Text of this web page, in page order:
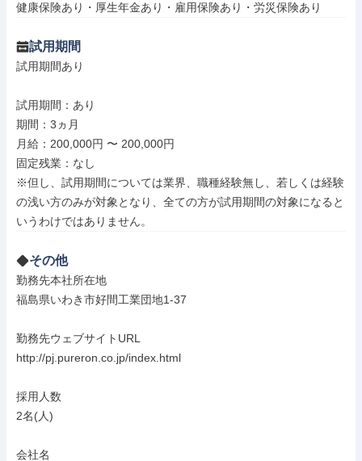
健康保険あり・厚生年金あり・雇用保険あり・労災保険あり
試用期間
試用期間あり
試用期間：あり
期間：3ヵ月
月給：200,000円 〜 200,000円
固定残業：なし
※但し、試用期間については業界、職種経験無し、若しくは経験
の浅い方のみが対象となり、全ての方が試用期間の対象になると
いうわけではありません。
その他
勤務先本社所在地
福島県いわき市好間工業団地1-37
勤務先ウェブサイトURL
http://pj.pureron.co.jp/index.html
採用人数
2名(人)
会社名